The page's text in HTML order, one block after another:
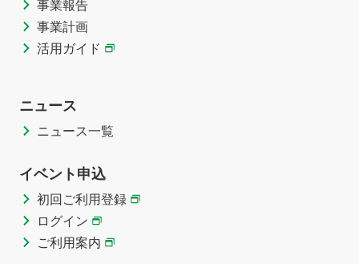
事業報告
事業計画
活用ガイド
ニュース
ニュース一覧
イベント申込
初回ご利用登録
ログイン
ご利用案内